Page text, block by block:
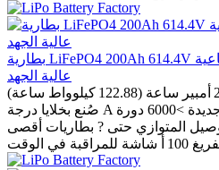
بطارية LiFePO4 200Ah 614.4V أنظمة تخزين الطاقة الصناعية
عالية الجهد
القوة المصنفة 614.4 فولت 200 أمبير ساعة (122.88 كيلوواط ساعة)
صُنع بخلايا درجة A جديدة >6000 دورة @DOD 80% إدارة BMS
المتوازي حتى ? بطاريات أقصى